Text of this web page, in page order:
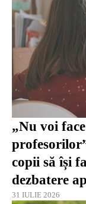
„Nu voi
copii să își
dezbatere
31 IULIE 2026